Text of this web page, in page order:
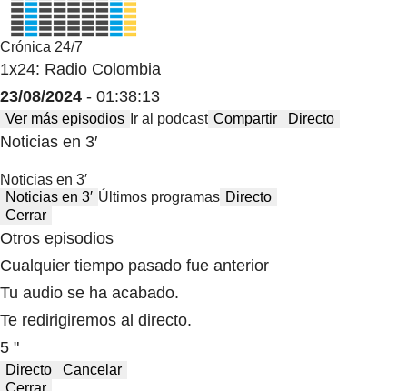
Crónica 24/7
1x24: Radio Colombia
23/08/2024 - 01:38:13
Ver más episodios Ir al podcast Compartir Directo
Noticias en 3′
Noticias en 3′
Noticias en 3′ Últimos programas Directo
Cerrar
Otros episodios
Cualquier tiempo pasado fue anterior
Tu audio se ha acabado.
Te redirigiremos al directo.
5 "
Directo
Cancelar
Cerrar